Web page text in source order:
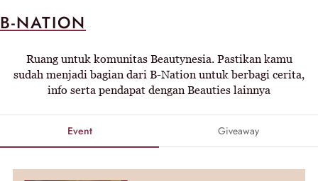
B-NATION
Ruang untuk komunitas Beautynesia. Pastikan kamu
sudah menjadi bagian dari B-Nation untuk berbagi cerita,
info serta pendapat dengan Beauties lainnya
Event Giveaway